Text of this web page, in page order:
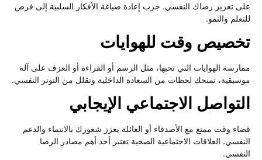
تعزيز رضاك النفسي. جرب إعادة صياغة الأفكار السلبية إلى فرص
والنمو.
وقت للهوايات
الهوايات التي تحبها، مثل الرسم أو القراءة أو العزف على آلة
تمنحك لحظات من السعادة الداخلية وتقلل من التوتر النفسي.
الاجتماعي الإيجابي
وقت ممتع مع الأصدقاء أو العائلة يعزز شعورك بالانتماء والدعم
العلاقات الاجتماعية الصحية تعتبر أحد أهم مصادر الرضا